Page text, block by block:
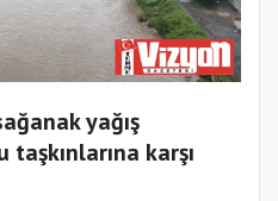
yağış
karşı